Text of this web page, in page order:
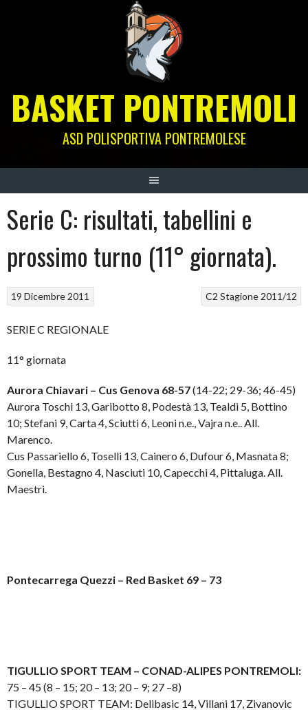
BASKET PONTREMOLI
ASD POLISPORTIVA PONTREMOLESE
Serie C: risultati, tabellini e
prossimo turno (11° giornata).
C2 Stagione 2011/12
19 Dicembre 2011
SERIE C REGIONALE
11° giornata
Aurora Chiavari – Cus Genova 68-57(14-22; 29-36; 46-45)
Aurora Toschi 13, Garibotto 8, Podestà 13, Tealdi 5, Bottino
10; Stefani 9, Carta 4, Sciutti 6, Leoni n.e., Vajra n.e.. All.
Marenco.
Cus Passariello 6, Toselli 13, Cainero 6, Dufour 6, Masnata 8;
Gonella, Bestagno 4, Nasciuti 10, Capecchi 4, Pittaluga. All.
Maestri.
Pontecarrega Quezzi – Red Basket 69 – 73
TIGULLIO SPORT TEAM – CONAD-ALIPES PONTREMOLI:
75 – 45 (8 – 15; 20 – 13; 20 – 9; 27 –8)
TIGULLIO SPORT TEAM: Delibasic 14, Villani 17, Zivanovic